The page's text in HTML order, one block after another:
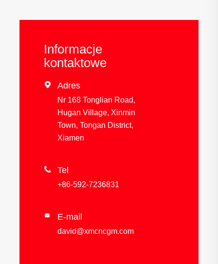
Informacje
kontaktowe
 Adres
Nr 168 Tonglian Road,
Hugan Village, Xinmin
Town, Tongan District,
Xiamen
 Tel
+86-592-7236831
 E-mail
david@xmcncgm.com